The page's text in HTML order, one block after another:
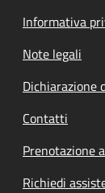
Informativa
Note legali
Dichiarazione
Contatti
Prenotazione
Richiedi